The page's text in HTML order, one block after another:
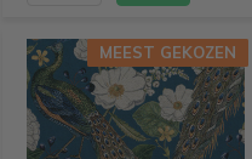
MEEST GEKOZEN
MEEST GEKOZEN